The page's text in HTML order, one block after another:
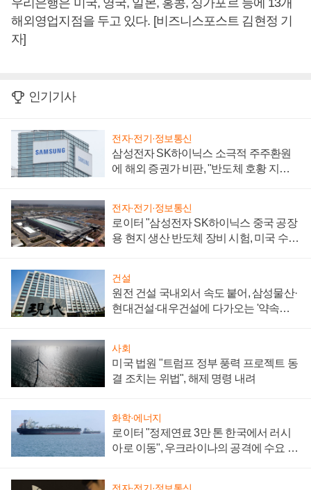
우리은행은 미국, 영국, 일본, 홍콩, 싱가포르 등에 13개
해외영업지점을 두고 있다. [비즈니스포스트 김현정 기
자]
인기기사
전자·전기·정보통신
삼성전자 SK하이닉스 소극적 주주환원
에 해외 증권가 비판, "반도체 호황 지속
전자·전기·정보통신
로이터 "삼성전자 SK하이닉스 중국 공장
용 현지 생산 반도체 장비 시험, 미국 수출
건설
원전 건설 국내외서 속도 붙어, 삼성물산·
현대건설·대우건설에 다가오는 '약속의
사회
미국 법원 "트럼프 정부 풍력 프로젝트 동
결 조치는 위법", 해제 명령 내려
화학·에너지
로이터 "정제연료 3만 톤 한국에서 러시
아로 이동", 우크라이나의 공격에 수요 늘